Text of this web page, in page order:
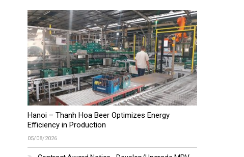
Hanoi – Thanh Hoa Beer Optimizes Energy
Efficiency in Production
05/08/2026